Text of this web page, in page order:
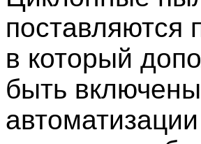
поставляются
в который
быть